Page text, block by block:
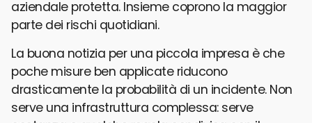
aziendale protetta. Insieme coprono la maggior
parte dei rischi quotidiani.
La buona notizia per una piccola impresa è che
poche misure ben applicate riducono
drasticamente la probabilità di un incidente. Non
serve una infrastruttura complessa: serve